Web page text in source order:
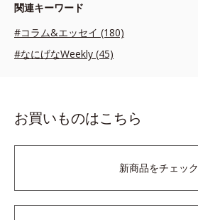
関連キーワード
#コラム&エッセイ (180)
#なにげなWeekly (45)
お買いものはこちら
新商品をチェック